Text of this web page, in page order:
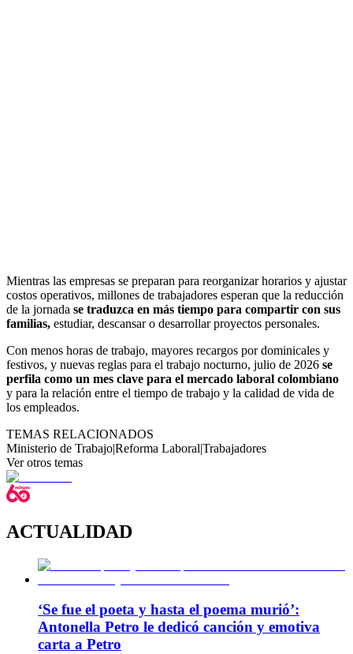
Mientras las empresas se preparan para reorganizar horarios y ajustar
costos operativos, millones de trabajadores esperan que la reducción
de la jornada se traduzca en más tiempo para compartir con sus
familias, estudiar, descansar o desarrollar proyectos personales.
Con menos horas de trabajo, mayores recargos por dominicales y
festivos, y nuevas reglas para el trabajo nocturno, julio de 2026 se
perfila como un mes clave para el mercado laboral colombiano
y para la relación entre el tiempo de trabajo y la calidad de vida de
los empleados.
TEMAS RELACIONADOS
Ministerio de Trabajo|Reforma Laboral|Trabajadores
Ver otros temas
ACTUALIDAD
‘Se fue el poeta y hasta el poema murió’:
Antonella Petro le dedicó canción y emotiva
carta a Petro